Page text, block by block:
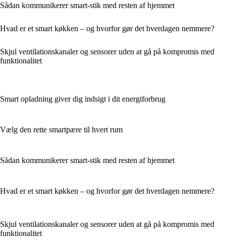
Sådan kommunikerer smart-stik med resten af hjemmet
Hvad er et smart køkken – og hvorfor gør det hverdagen nemmere?
Skjul ventilationskanaler og sensorer uden at gå på kompromis med
funktionalitet
Smart opladning giver dig indsigt i dit energiforbrug
Vælg den rette smartpære til hvert rum
Sådan kommunikerer smart-stik med resten af hjemmet
Hvad er et smart køkken – og hvorfor gør det hverdagen nemmere?
Skjul ventilationskanaler og sensorer uden at gå på kompromis med
funktionalitet